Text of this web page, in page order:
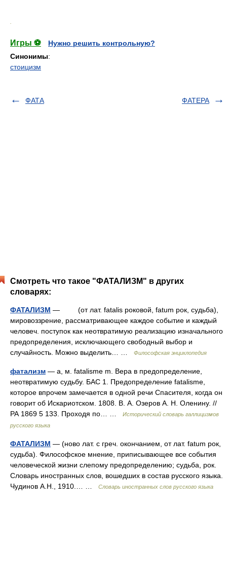
Игры ⚽
Нужно решить контрольную?
Синонимы:
стоицизм
ФАТА ФАТЕРА
Смотреть что такое "ФАТАЛИЗМ" в других
словарях:
ФАТАЛИЗМ — (от лат. fatalis роковой, fatum рок, судьба),
мировоззрение, рассматривающее каждое событие и каждый
человеч. поступок как неотвратимую реализацию изначального
предопределения, исключающего свободный выбор и
случайность. Можно выделить… …
Философская энциклопедия
фатализм — а, м. fatalisme m. Вера в предопределение,
неотвратимую судьбу. БАС 1. Предопределение fatalisme,
которое впрочем замечается в одной речи Спасителя, когда он
говорит об Искариотском. 1808. В. А. Озеров А. Н. Оленину. //
РА 1869 5 133. Проходя по… …
Исторический словарь галлицизмов
русского языка
ФАТАЛИЗМ — (ново лат. с греч. окончанием, от лат. fatum рок,
судьба). Философское мнение, приписывающее все события
человеческой жизни слепому предопределению; судьба, рок.
Словарь иностранных слов, вошедших в состав русского языка.
Чудинов А.Н., 1910.… …
Словарь иностранных слов русского языка